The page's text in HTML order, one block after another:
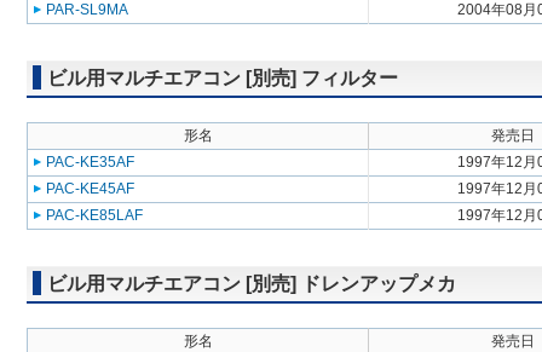
PAR-SL9MA
2004年08月
ビル用マルチエアコン [別売] フィルター
形名
発売日
PAC-KE35AF
1997年12月
PAC-KE45AF
1997年12月
PAC-KE85LAF
1997年12月
ビル用マルチエアコン [別売] ドレンアップメカ
形名
発売日